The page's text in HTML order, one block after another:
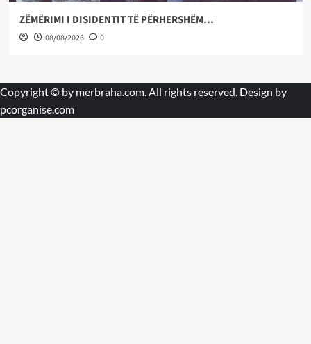
ZËMËRIMI I DISIDENTIT TË PËRHERSHËM…
08/08/2026 0
Copyright © by merbraha.com . All rights reserved. Design by
pcorganise.com